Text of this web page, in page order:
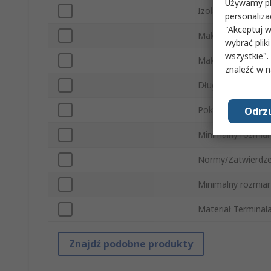
Izolacja
Maksymalny
Maksymalny
Długość całkowita
Pokrycie Powłoki
Minimalny
Normy/
Minimalny
Materiał Terminala
Znajdź podobne produkty
Używamy
"Akceptuj
wybrać
znaleźć w